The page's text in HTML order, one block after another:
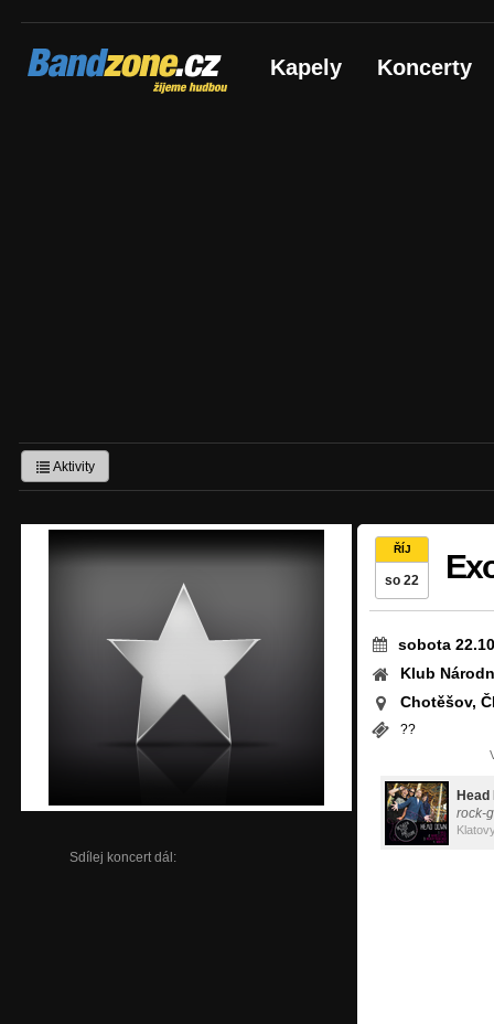
Bandzone.cz
žijeme hudbou Kapely Koncerty
Aktivity
Sdílej koncert dál:
ŘÍJ
so 22
sobota
Klub
Chotěšov,
??
Head
rock-